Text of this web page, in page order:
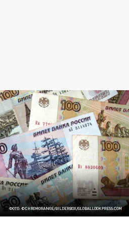
ФОТО: ©CHROMORANGE/BILDERBOX/GLOBALLOOKPRESS.СOM